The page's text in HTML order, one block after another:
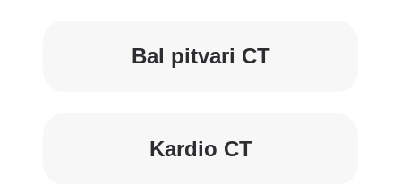
Bal pitvari CT
Kardio CT